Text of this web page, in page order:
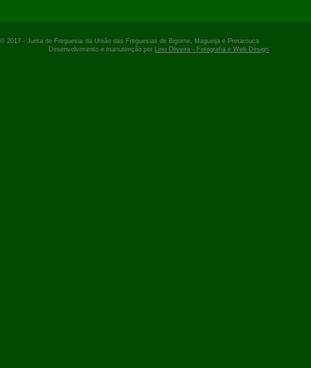
© 2017 - Junta de Freguesia da União das Freguesias de Bigorne, Magueija e Pretarouca
Desenvolvimento e manutenção por Lino Oliveira - Fotografia e Web Design